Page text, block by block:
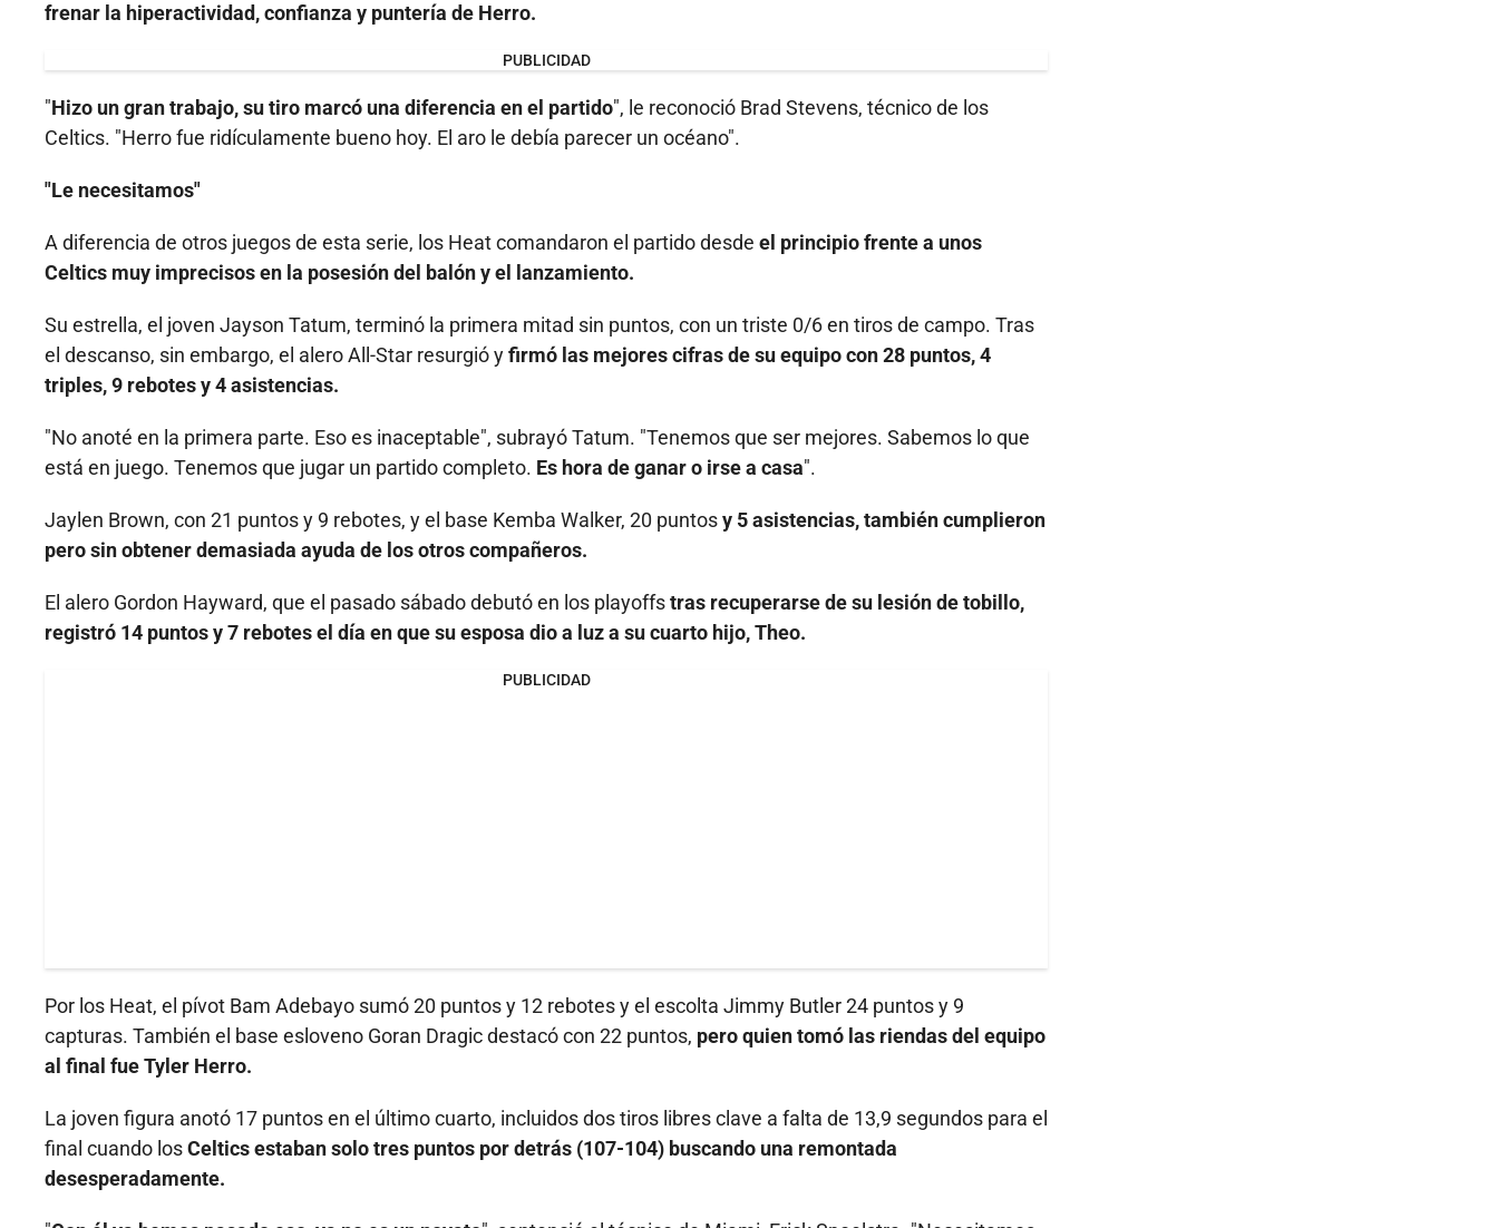
frenar la hiperactividad, confianza y puntería de Herro.
PUBLICIDAD
"Hizo un gran trabajo, su tiro marcó una diferencia en el partido", le reconoció Brad Stevens, técnico de los
Celtics. "Herro fue ridículamente bueno hoy. El aro le debía parecer un océano".
"Le necesitamos"
A diferencia de otros juegos de esta serie, los Heat comandaron el partido desde el principio frente a unos
Celtics muy imprecisos en la posesión del balón y el lanzamiento.
Su estrella, el joven Jayson Tatum, terminó la primera mitad sin puntos, con un triste 0/6 en tiros de campo. Tras
el descanso, sin embargo, el alero All-Star resurgió yfirmó las mejores cifras de su equipo con 28 puntos, 4
triples, 9 rebotes y 4 asistencias.
"No anoté en la primera parte. Eso es inaceptable", subrayó Tatum. "Tenemos que ser mejores. Sabemos lo que
está en juego. Tenemos que jugar un partido completo. Es hora de ganar o irse a casa".
Jaylen Brown, con 21 puntos y 9 rebotes, y el base Kemba Walker, 20 puntosy 5 asistencias, también cumplieron
pero sin obtener demasiada ayuda de los otros compañeros.
El alero Gordon Hayward, que el pasado sábado debutó en los playoffstras recuperarse de su lesión de tobillo,
registró 14 puntos y 7 rebotes el día en que su esposa dio a luz a su cuarto hijo, Theo.
PUBLICIDAD
Por los Heat, el pívot Bam Adebayo sumó 20 puntos y 12 rebotes y el escolta Jimmy Butler 24 puntos y 9
capturas. También el base esloveno Goran Dragic destacó con 22 puntos, pero quien tomó las riendas del equipo
al final fue Tyler Herro.
La joven figura anotó 17 puntos en el último cuarto, incluidos dos tiros libres clave a falta de 13,9 segundos para el
final cuando losCeltics estaban solo tres puntos por detrás (107-104) buscando una remontada
desesperadamente.